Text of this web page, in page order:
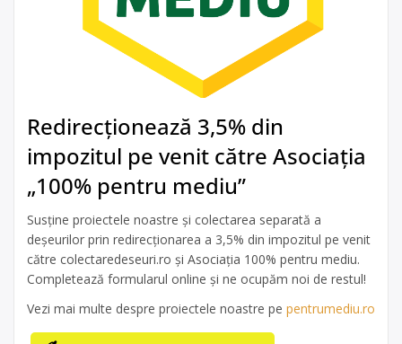
Redirecționează 3,5% din
impozitul pe venit către Asociația
„100% pentru mediu”
Susține proiectele noastre și colectarea separată a
deșeurilor prin redirecționarea a 3,5% din impozitul pe venit
către colectaredeseuri.ro și Asociația 100% pentru mediu.
Completează formularul online și ne ocupăm noi de restul!
Vezi mai multe despre proiectele noastre pe pentrumediu.ro